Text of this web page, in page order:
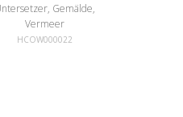
Gemälde,
Vermeer
HCOW000022